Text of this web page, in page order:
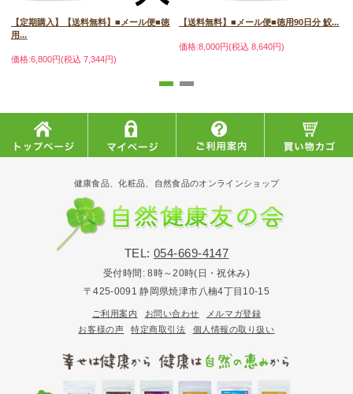
【定期購入】【送料無料】■メール便■徳
用...
価格:6,800円(税込 7,344円)
【送料無料】■メール便■徳用90日分 鮫...
価格:8,000円(税込 8,640円)
健康食品、化粧品、自然食品のオンラインショップ
TEL: 054-669-4147
受付時間:8時～20時(日・祝休み)
〒425-0091 静岡県焼津市八楠4丁目10-15
ご利用案内 お問い合わせ
メルマガ登録
お客様の声
特定商取引法 個人情報の取り扱い